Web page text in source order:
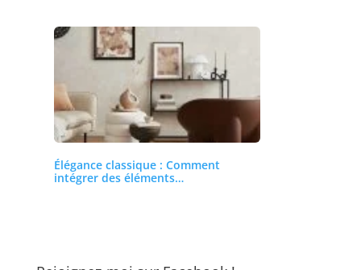
Élégance classique : Comment
intégrer des éléments…